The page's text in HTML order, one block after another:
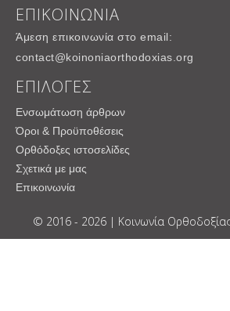
ΕΠΙΚΟΙΝΩΝΙΑ
Άμεση επικοινωνία στο email:
contact@koinoniaorthodoxias.org
ΕΠΙΛΟΓΕΣ
Ενσωμάτωση άρθρων
Όροι & Προϋποθέσεις
Ορθόδοξες ιστοσελίδες
Σχετικά με μας
Επικοινωνία
© 2016 - 2026 | Κοινωνία